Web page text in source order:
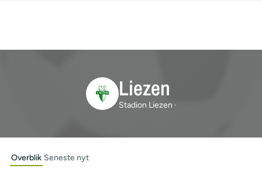
Liezen
Stadion Liezen ·
Overblik Seneste nyt